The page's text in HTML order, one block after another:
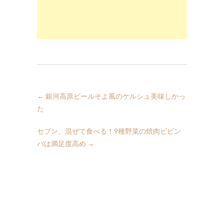
← 銀河高原ビールそよ風のケルシュ美味しかっ
た
セブン、混ぜて食べる！9種野菜の焼肉ビビン
バは満足度高め →